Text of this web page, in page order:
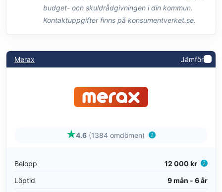
budget- och skuldrådgivningen i din kommun.
Kontaktuppgifter finns på konsumentverket.se.
Merax Jämför
4.6 (1384 omdömen)
Belopp
12 000 kr
Löptid
9 mån - 6 år